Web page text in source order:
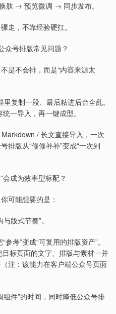
肤 → 预览微调 → 同步发布。
走，不靠经验硬扛。
众号排版常见问题？
是不会排，而是“内容来源太
复制一段、最后粘进后台全乱。
一导入，再一键成型。
/ 长文直接导入，一次
排版从“修修补补”变成“一次到
会成为效率型标配？
可能想要的是：
版式节奏”。
考”变成“可复用的排版资产”。
标页面的文字、排版与素材一并
注：该能力在客户端公众号页面
件”的时间，同时降低公众号排